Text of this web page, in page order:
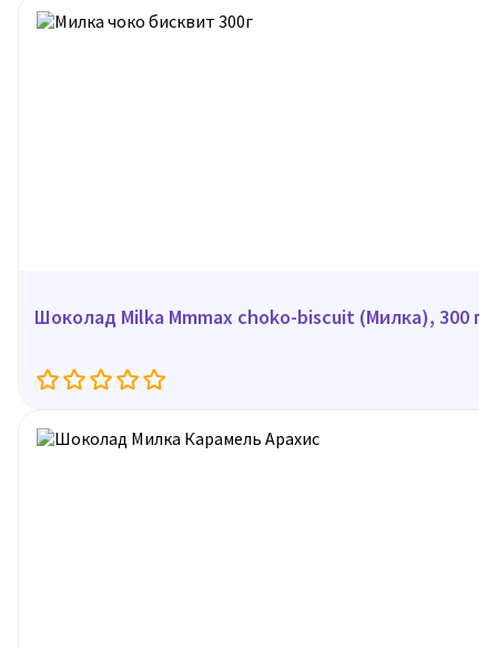
Шоколад Milka Mmmax choko-biscuit (Милка), 300 г